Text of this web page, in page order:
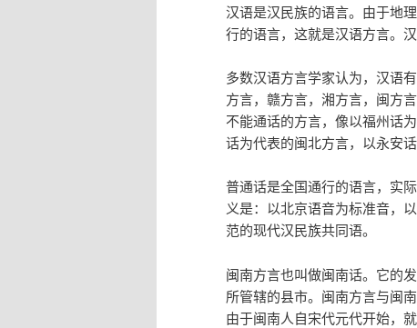
汉语是汉民族的语言。由于地
行的语言，这就是汉语方言。
多数汉语方言学家认为，汉语
方言，赣方言，湘方言，闽方
不能通话的方言，像以福州话
话为代表的闽北方言，以永安
普通话是全国通行的语言，实
义是：以北京语音为标准音，
范的现代汉民族共同语。
闽南方言也叫做闽南话。它的
所管辖的县市。闽南方言与闽
由于闽南人自宋代元代开始，